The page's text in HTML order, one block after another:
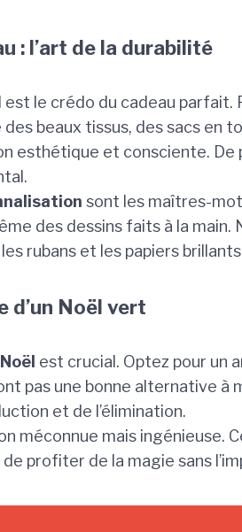
: l’art de la durabilité
est le crédo du cadeau parfait.
beaux tissus, des sacs en
esthétique et consciente. De
sont les maîtres-
des dessins faits à la
rubans et les papiers
d’un Noël vert
est crucial. Optez pour un
pas une bonne alternative à
et de l’élimination.
méconnue mais ingénieuse.
profiter de la magie sans